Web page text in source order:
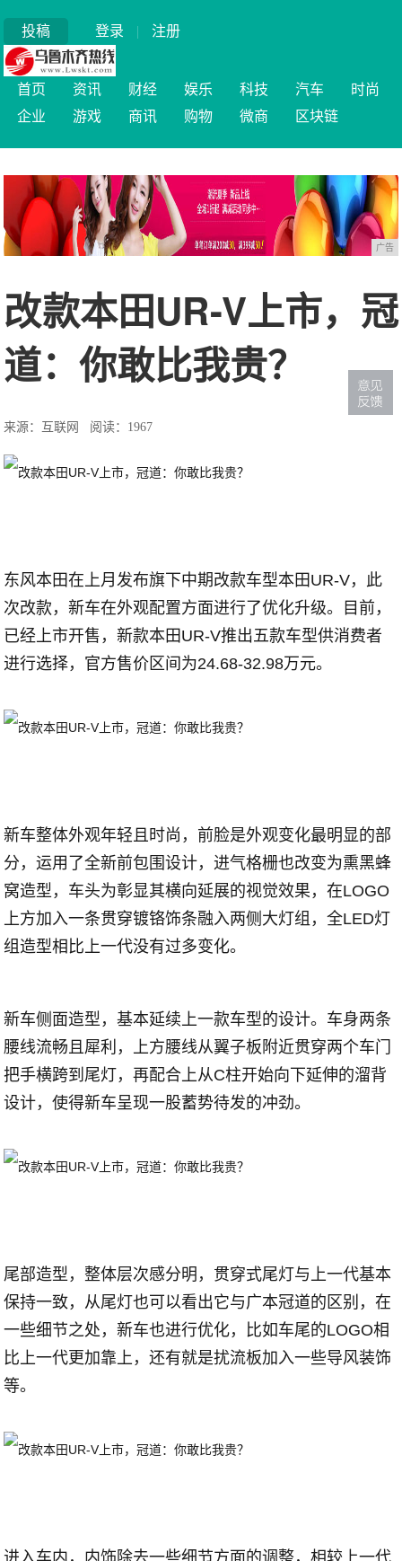
投稿 登录 | 注册
首页 资讯 财经 娱乐 科技 汽车
时尚
企业
游戏 商讯 购物 微商 区块链
广告
改款本田UR-V上市，冠
道：你敢比我贵？
来源：互联网 阅读：1967
东风本田在上月发布旗下中期改款车型本田UR-V，此
次改款，新车在外观配置方面进行了优化升级。目前，
已经上市开售，新款本田UR-V推出五款车型供消费者
进行选择，官方售价区间为24.68-32.98万元。
新车整体外观年轻且时尚，前脸是外观变化最明显的部
分，运用了全新前包围设计，进气格栅也改变为熏黑蜂
窝造型，车头为彰显其横向延展的视觉效果，在LOGO
上方加入一条贯穿镀铬饰条融入两侧大灯组，全LED灯
组造型相比上一代没有过多变化。
新车侧面造型，基本延续上一款车型的设计。车身两条
腰线流畅且犀利，上方腰线从翼子板附近贯穿两个车门
把手横跨到尾灯，再配合上从C柱开始向下延伸的溜背
设计，使得新车呈现一股蓄势待发的冲劲。
尾部造型，整体层次感分明，贯穿式尾灯与上一代基本
保持一致，从尾灯也可以看出它与广本冠道的区别，在
一些细节之处，新车也进行优化，比如车尾的LOGO相
比上一代更加靠上，还有就是扰流板加入一些导风装饰
等。
进入车内，内饰除去一些细节方面的调整，相较上一代